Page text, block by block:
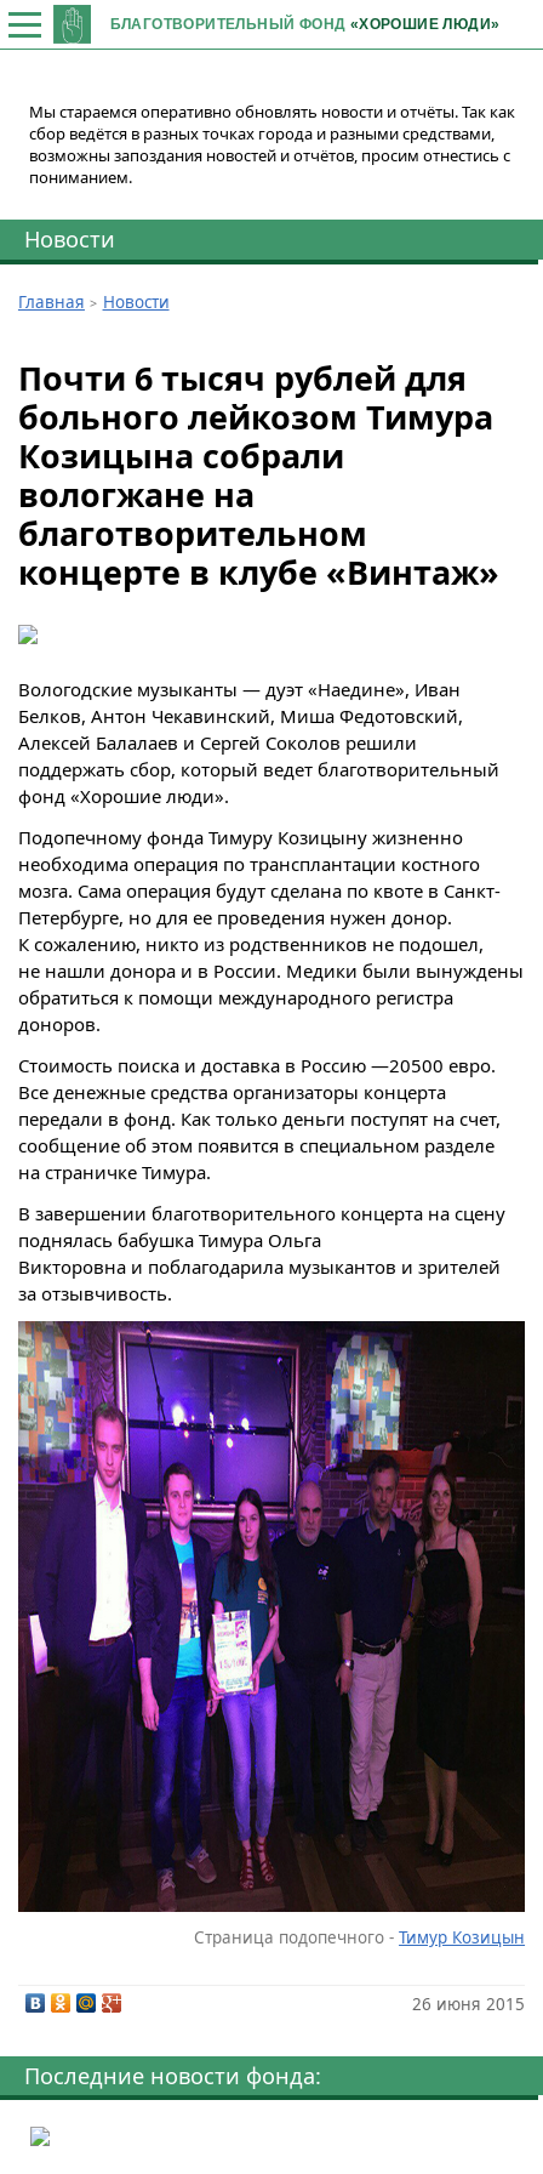
БЛАГОТВОРИТЕЛЬНЫЙ ФОНД «ХОРОШИЕ ЛЮДИ»
Мы стараемся оперативно обновлять новости и отчёты. Так как
сбор ведётся в разных точках города и разными средствами,
возможны запоздания новостей и отчётов, просим отнестись с
пониманием.
Новости
Главная Новости
Почти 6 тысяч рублей для
больного лейкозом Тимура
Козицына собрали
вологжане на
благотворительном
концерте в клубе «Винтаж»
Вологодские музыканты — дуэт «Наедине», Иван
Белков, Антон Чекавинский, Миша Федотовский,
Алексей Балалаев и Сергей Соколов решили
поддержать сбор, который ведет благотворительный
фонд «Хорошие люди».
Подопечному фонда Тимуру Козицыну жизненно
необходима операция по трансплантации костного
мозга. Сама операция будут сделана по квоте в Санкт-
Петербурге, но для ее проведения нужен донор.
К сожалению, никто из родственников не подошел,
не нашли донора и в России. Медики были вынуждены
обратиться к помощи международного регистра
доноров.
Стоимость поиска и доставка в Россию —20500 евро.
Все денежные средства организаторы концерта
передали в фонд. Как только деньги поступят на счет,
сообщение об этом появится в специальном разделе
на страничке Тимура.
В завершении благотворительного концерта на сцену
поднялась бабушка Тимура Ольга
Викторовна и поблагодарила музыкантов и зрителей
за отзывчивость.
Страница подопечного -Тимур Козицын
26 июня 2015
Последние новости фонда: